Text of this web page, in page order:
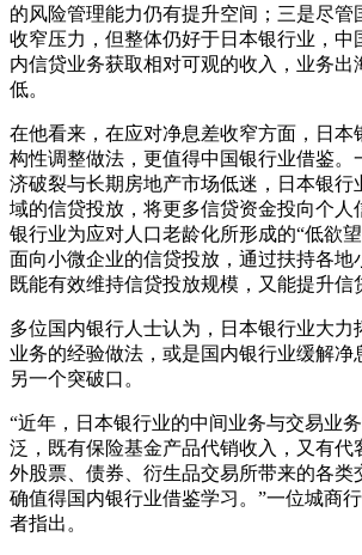
的风险管理能力仍有提升空间；三是尽管
收窄压力，但整体仍好于日本银行业，中
内信贷业务获取相对可观的收入，业务出
低。
在他看来，在应对净息差收窄方面，日本
构性调整做法，更值得中国银行业借鉴。
济破裂与长期房地产市场低迷，日本银行
域的信贷投放，将更多信贷资金投向个人
银行业为应对人口老龄化所形成的“低欲
面向小微企业的信贷投放，通过扶持各地
既能有效维持信贷投放规模，又能提升信
多位国内银行人士认为，日本银行业大力
业务的经验做法，或是国内银行业缓解净
另一个突破口。
“近年，日本银行业的中间业务与交易业
泛，既有保险基金产品代销收入，又有代
外股票、债券、衍生品交易所带来的各类
确值得国内银行业借鉴学习。”一位城商
者指出。